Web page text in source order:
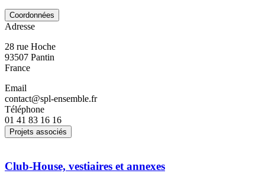
Coordonnées
Adresse
28 rue Hoche
93507 Pantin
France
Email
contact@spl-ensemble.fr
Téléphone
01 41 83 16 16
Projets associés
Club-House, vestiaires et annexes